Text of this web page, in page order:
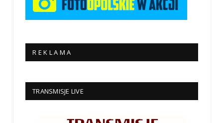
R E K L A M A
TRANSMISJE LIVE